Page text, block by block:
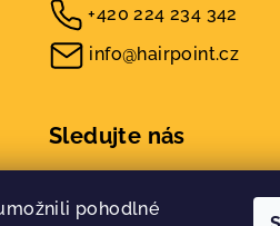
pohodlné
+420 224 234 342
info@hairpoint.cz
Sledujte nás